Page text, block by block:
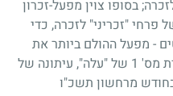
; בסופו צוין מפעל-זכרון
פרחי "זכריני" לזכרה, כדי
- מפעל ההולם ביותר את
מס' 1 של "עלה", עיתונה של
מרחשון תשכ"ו